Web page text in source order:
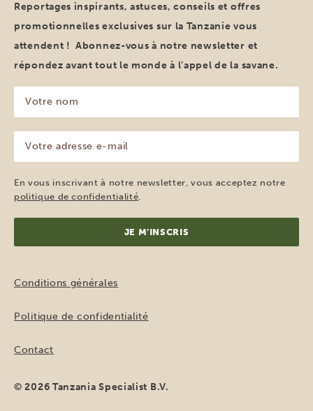
Reportages inspirants, astuces, conseils et offres
promotionnelles exclusives sur la Tanzanie vous
attendent ! Abonnez-vous à notre newsletter et
répondez avant tout le monde à l’appel de la savane.
nom
(Nécessaire)
adresse
e-
mail
(Nécessaire)
En vous inscrivant à notre newsletter, vous acceptez notre
politique de confidentialité.
Conditions générales
Politique de confidentialité
Contact
© 2026 Tanzania Specialist B.V.